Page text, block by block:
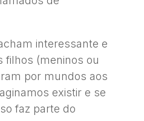
interessante e
filhos (meninos ou
por mundos aos
existir e se
faz parte do